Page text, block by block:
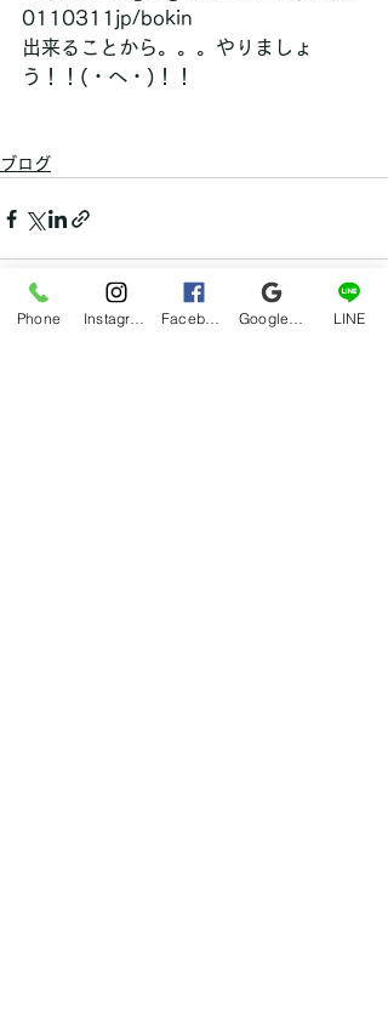
0110311jp/bokin
出来ることから。。。やりましょ
う！！(・へ・)！！
ブログ
Phone LINE